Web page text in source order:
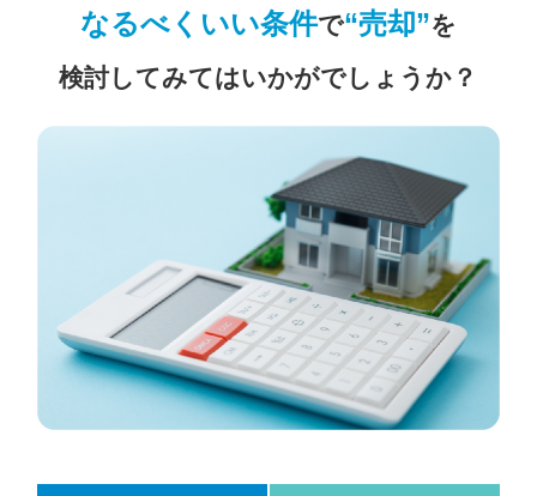
なるべくいい条件で“売却”を
検討してみてはいかがでしょうか？